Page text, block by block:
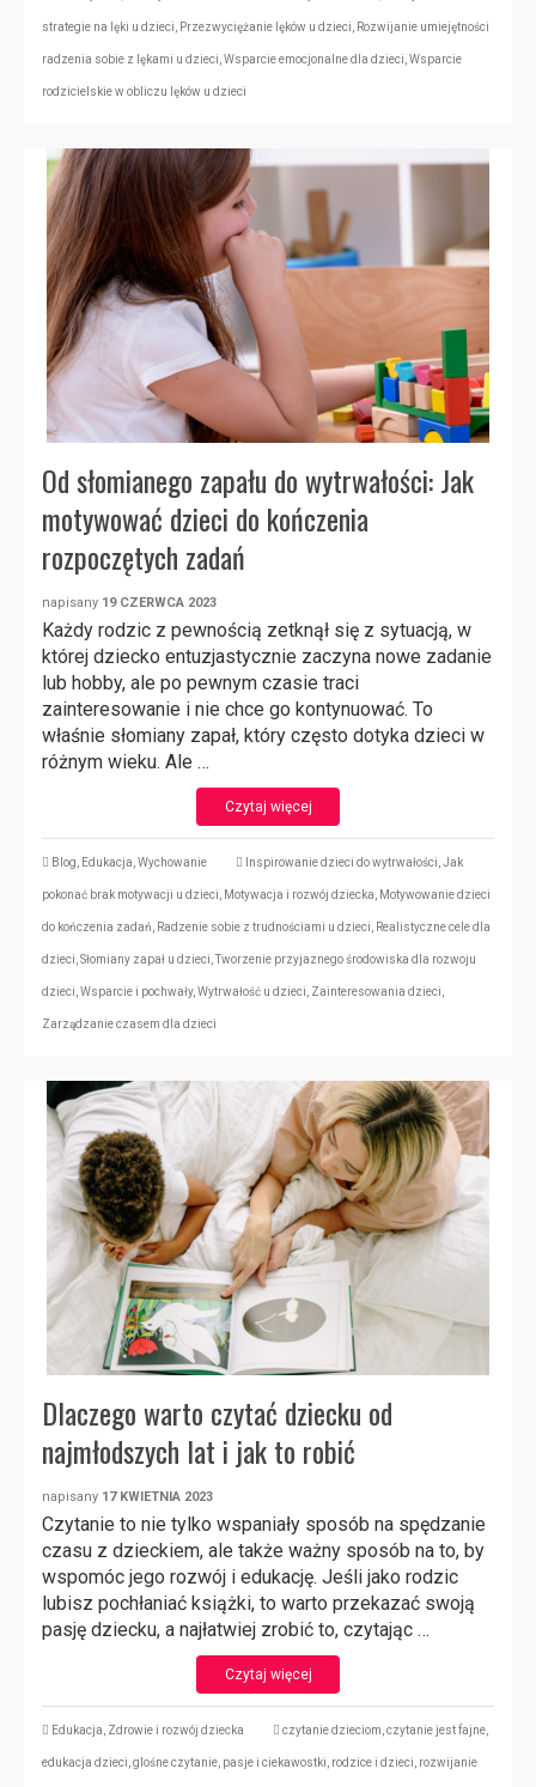
strategie na lęki u dzieci Przezwyciężanie lęków u dzieci Rozwijanie umiejętności
radzenia sobie z lękami u dzieci Wsparcie emocjonalne dla dzieci Wsparcie
rodzicielskie w obliczu lęków u dzieci
Od słomianego zapału do wytrwałości: Jak
motywować dzieci do kończenia
rozpoczętych zadań
napisany 19 CZERWCA 2023
Każdy rodzic z pewnością zetknął się z sytuacją, w
której dziecko entuzjastycznie zaczyna nowe zadanie
lub hobby, ale po pewnym czasie traci
zainteresowanie i nie chce go kontynuować. To
właśnie słomiany zapał, który często dotyka dzieci w
różnym wieku. Ale …
Czytaj więcej
Blog Edukacja Wychowanie Inspirowanie dzieci do wytrwałości Jak
pokonać brak motywacji u dzieci Motywacja i rozwój dziecka Motywowanie dzieci
do kończenia zadań Radzenie sobie z trudnościami u dzieci Realistyczne cele dla
dzieci Słomiany zapał u dzieci ,Tworzenie przyjaznego środowiska dla rozwoju
dzieci Wsparcie i pochwały, Wytrwałość u dzieci Zainteresowania dzieci
Zarządzanie czasem dla dzieci
Dlaczego warto czytać dziecku od
najmłodszych lat i jak to robić
napisany 17 KWIETNIA 2023
Czytanie to nie tylko wspaniały sposób na spędzanie
czasu z dzieckiem, ale także ważny sposób na to, by
wspomóc jego rozwój i edukację. Jeśli jako rodzic
lubisz pochłaniać książki, to warto przekazać swoją
pasję dziecku, a najłatwiej zrobić to, czytając …
Czytaj więcej
Edukacja Zdrowie i rozwój dziecka czytanie dzieciom czytanie jest fajne
edukacja dzieci glośne czytanie pasje i ciekawostki rodzice i dzieci rozwijanie